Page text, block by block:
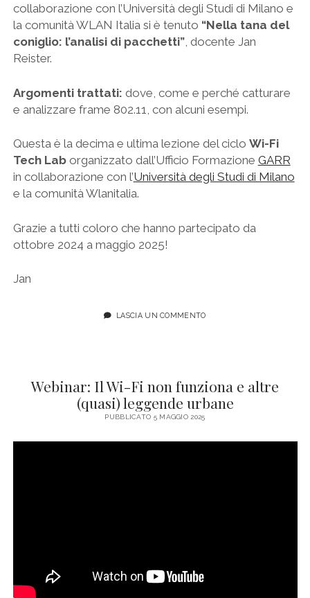
collaborazione con l’Università degli Studi di Milano e
la comunità WLAN Italia si è tenuto “Nella tana del
coniglio: l’analisi di pacchetti”, docente Jan
Reister.
Argomenti trattati: dove, come e perché catturare
e analizzare frame 802.11, con alcuni esempi.
Questa è la decima e ultima lezione del ciclo Wi-Fi
Tech Laborganizzato dall’Ufficio Formazione GARR
in collaborazione con l’Università degli Studi di Milano
e la comunità Wlanitalia.
Grazie a tutti coloro che hanno partecipato da
ottobre 2024 a maggio 2025!
Jan
LASCIA UN COMMENTO
Webinar: Il Wi-Fi non funziona e altre
(quasi) leggende urbane
PUBBLICATO 5 MAGGIO 2025